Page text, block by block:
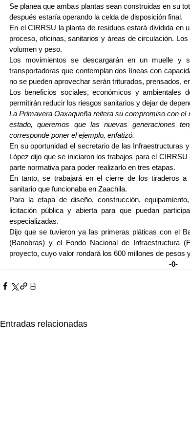
Se planea que ambas plantas sean construidas en su
después estaría operando la celda de disposición final.
En el CIRRSU la planta de residuos estará dividida en
proceso, oficinas, sanitarios y áreas de circulación.
volumen y peso.
Los movimientos se descargarán en un muelle y
transportadoras que contemplan dos líneas con
no se pueden aprovechar serán triturados, prensados,
Los beneficios sociales, económicos y ambientales
permitirán reducir los riesgos sanitarios y dejar de
La Primavera Oaxaqueña reitera su compromiso con
estado, queremos que las nuevas generaciones
corresponde poner el ejemplo, enfatizó.
En su oportunidad el secretario de las Infraestructuras
López dijo que se iniciaron los trabajos para el
parte normativa para poder realizarlo en tres etapas.
En tanto, se trabajará en el cierre de los tiraderos
sanitario que funcionaba en Zaachila.
Para la etapa de diseño, construcción,
licitación pública y abierta para que puedan
especializadas.
Dijo que se tuvieron ya las primeras pláticas con el
(Banobras) y el Fondo Nacional de Infraestructura
proyecto, cuyo valor rondará los 600 millones de pesos
-0-
Entradas relacionadas